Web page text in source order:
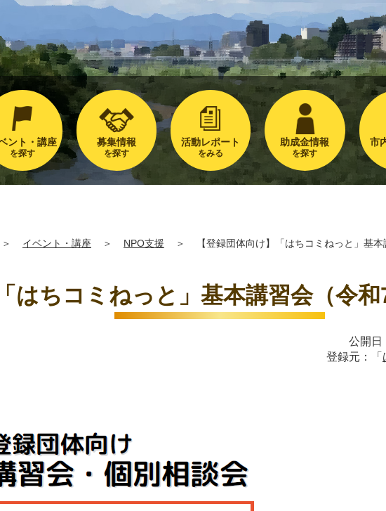
ント・講座
を探す
募集情報
を探す
活動レポート
をみる
助成金情報
を探す
市
＞ イベント・講座 ＞ NPO支援 ＞ 【登録団体向け】「はちコミねっと」
「はちコミねっと」基本講習会（
公開日
登録元：「